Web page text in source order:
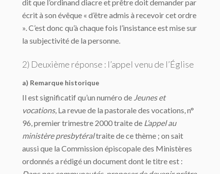
dit que l’ordinand diacre et prêtre doit demander par
écrit à son évêque « d’être admis à recevoir cet ordre
». C’est donc qu’à chaque fois l’insistance est mise sur
la subjectivité de la personne.
2) Deuxième réponse : l’appel venu de l’Église
a) Remarque historique
Il est significatif qu’un numéro de Jeunes et
vocations, La revue de la pastorale des vocations, n°
96, premier trimestre 2000 traite de L’appel au
ministère presbytéraltraite de ce thème ; on sait
aussi que la Commission épiscopale des Ministères
ordonnés a rédigé un document dont le titre est :